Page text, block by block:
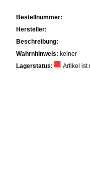
Bestellnummer:
Hersteller:
Beschreibung:
Wahrnhinweis: keiner
Lagerstatus:
Artikel ist